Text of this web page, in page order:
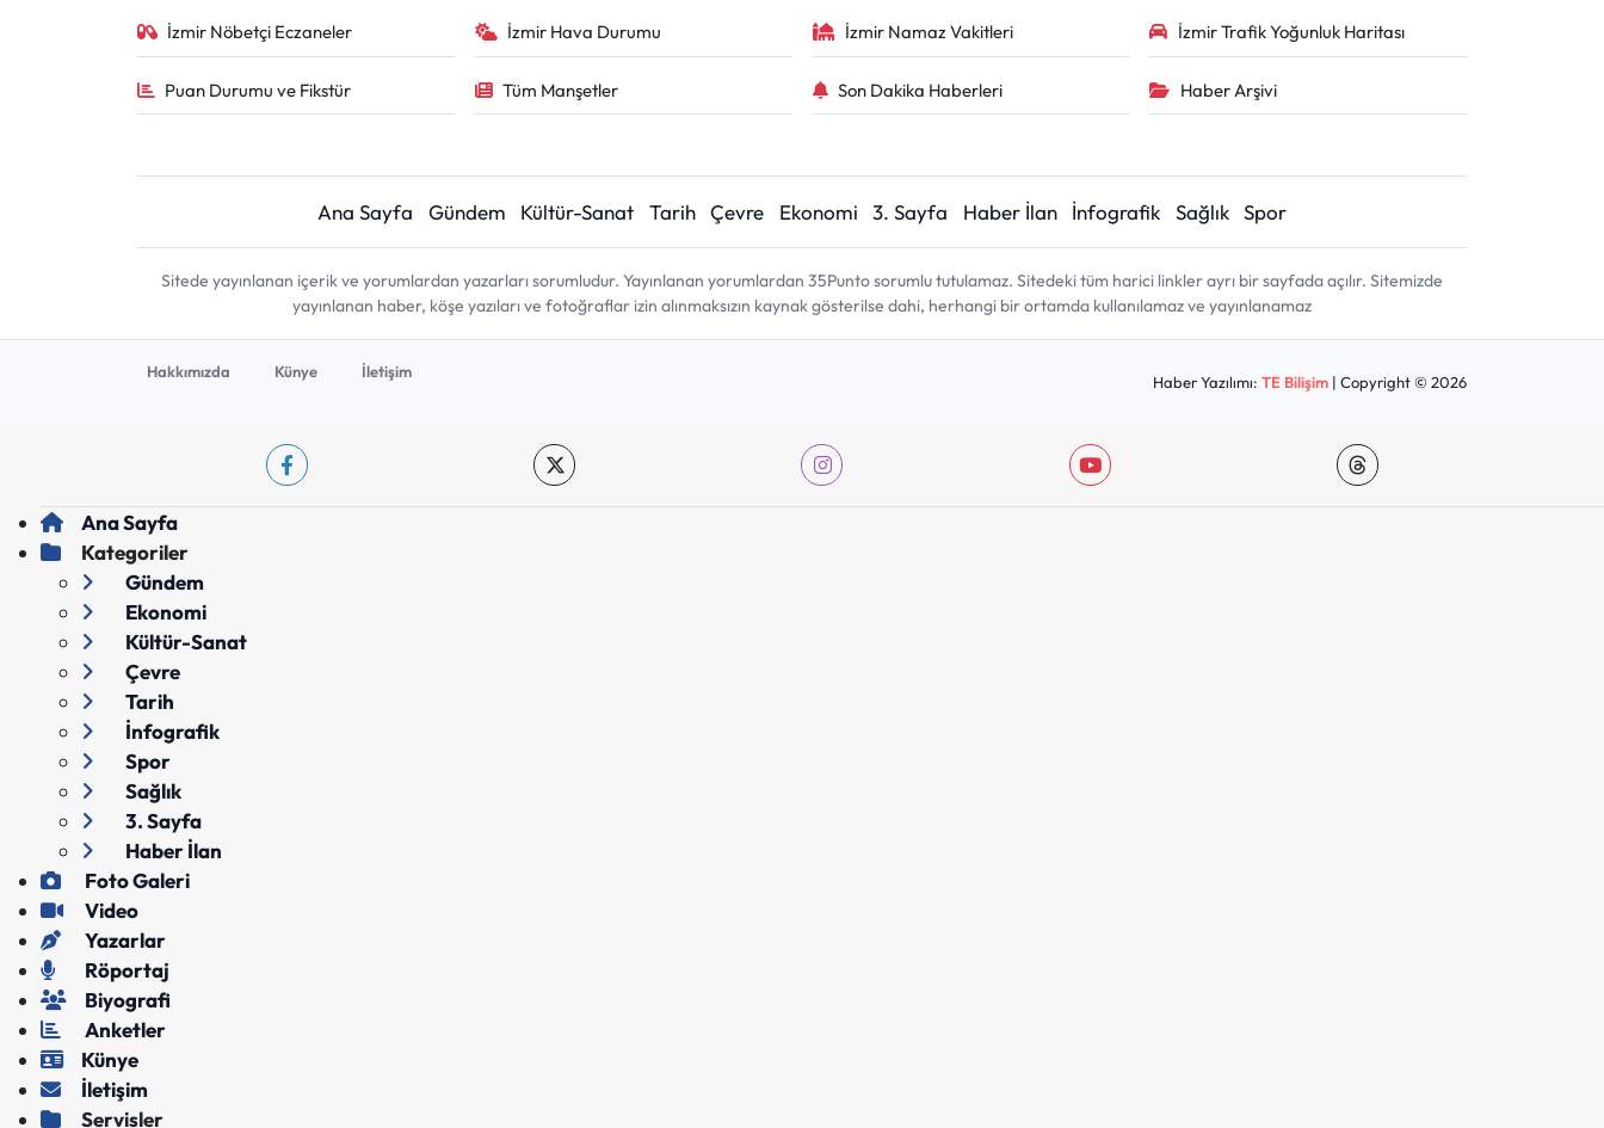
İzmir Nöbetçi Eczaneler İzmir Hava Durumu İzmir Namaz Vakitleri İzmir Trafik Yoğunluk Haritası
Puan Durumu ve Fikstür Tüm Manşetler Son Dakika Haberleri Haber Arşivi
Ana Sayfa Gündem Kültür-Sanat Tarih Çevre Ekonomi 3. Sayfa Haber İlan İnfografik Sağlık Spor
Sitede yayınlanan içerik ve yorumlardan yazarları sorumludur. Yayınlanan yorumlardan 35Punto sorumlu tutulamaz. Sitedeki tüm harici linkler ayrı bir sayfada açılır. Sitemizde
yayınlanan haber, köşe yazıları ve fotoğraflar izin alınmaksızın kaynak gösterilse dahi, herhangi bir ortamda kullanılamaz ve yayınlanamaz
Hakkımızda Künye İletişim
Haber Yazılımı:TE Bilişim | Copyright © 2026
Ana Sayfa
Kategoriler
Gündem
Ekonomi
Kültür-Sanat
Çevre
Tarih
İnfografik
Spor
Sağlık
3. Sayfa
Haber İlan
Foto Galeri
Video
Yazarlar
Röportaj
Biyografi
Anketler
Künye
İletişim
Servisler